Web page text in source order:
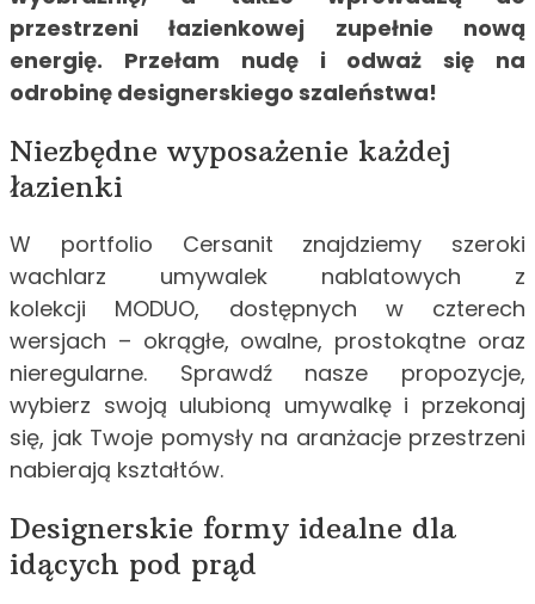
przestrzeni łazienkowej zupełnie nową
energię. Przełam nudę i odważ się na
odrobinę designerskiego szaleństwa!
Niezbędne wyposażenie każdej
łazienki
W portfolio Cersanit znajdziemy szeroki
wachlarz umywalek nablatowych z
kolekcji MODUO, dostępnych w czterech
wersjach – okrągłe, owalne, prostokątne oraz
nieregularne. Sprawdź nasze propozycje,
wybierz swoją ulubioną umywalkę i przekonaj
się, jak Twoje pomysły na aranżacje przestrzeni
nabierają kształtów.
Designerskie formy idealne dla
idących pod prąd